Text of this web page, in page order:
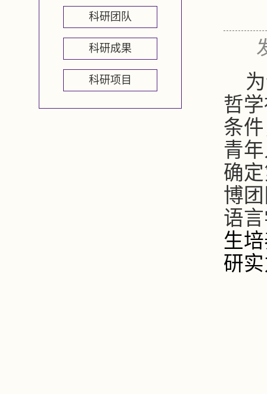
科研团队
科研成果
科研项目
哲
条
青
确
博
语
生
研